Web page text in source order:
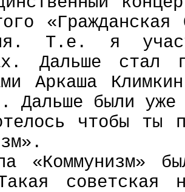
Т.е. я
Дальше
Аркаша
Дальше были
чтобы ты
«Коммунизм»
советская